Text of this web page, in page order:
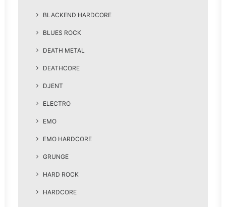
BLACKEND HARDCORE
BLUES ROCK
DEATH METAL
DEATHCORE
DJENT
ELECTRO
EMO
EMO HARDCORE
GRUNGE
HARD ROCK
HARDCORE